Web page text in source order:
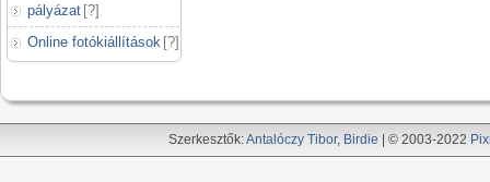
pályázat [?]
Online fotókiállítások [?]
Szerkesztők:Antalóczy Tibor, Birdie | © 2003-2022